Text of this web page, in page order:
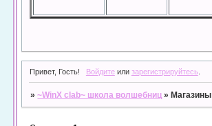
Привет, Гость! Войдитеили зарегистрируйтесь
»~WinX clab~ школа волшебниц »Магазины